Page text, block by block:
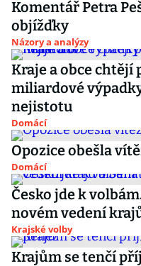
Komentář Petra
objížďky
Názory a analýzy
Kraje a obce chtějí
miliardové
nejistotu
Domácí
Opozice obešla
Domácí
Česko jde k
novém vedení
Krajské volby
Krajům se tenčí